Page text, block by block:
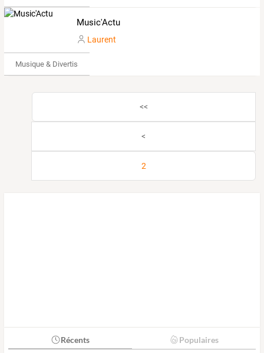
Music'Actu
Laurent
Musique & Divertissements
<<
<
2
Récents Populaires